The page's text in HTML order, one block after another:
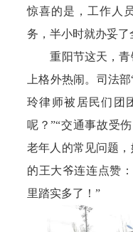
惊喜的是，工作人
务，半小时就办妥了
重阳节这天，青
上格外热闹。司法
玲律师被居民们团
呢？”“交通事故受
老年人的常见问题
的王大爷连连点赞
里踏实多了！”